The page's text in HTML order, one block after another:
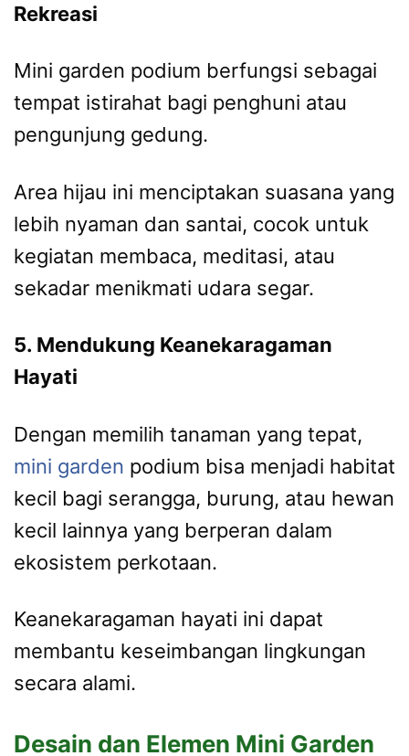
Rekreasi
Mini garden podium berfungsi sebagai
tempat istirahat bagi penghuni atau
pengunjung gedung.
Area hijau ini menciptakan suasana yang
lebih nyaman dan santai, cocok untuk
kegiatan membaca, meditasi, atau
sekadar menikmati udara segar.
5. Mendukung Keanekaragaman
Hayati
Dengan memilih tanaman yang tepat,
mini garden podium bisa menjadi habitat
kecil bagi serangga, burung, atau hewan
kecil lainnya yang berperan dalam
ekosistem perkotaan.
Keanekaragaman hayati ini dapat
membantu keseimbangan lingkungan
secara alami.
Desain dan Elemen Mini Garden